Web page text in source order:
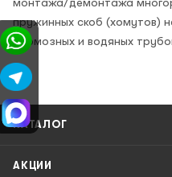
пружинных скоб (хомутов)
тормозных и водяных
КАТАЛОГ
АКЦИИ